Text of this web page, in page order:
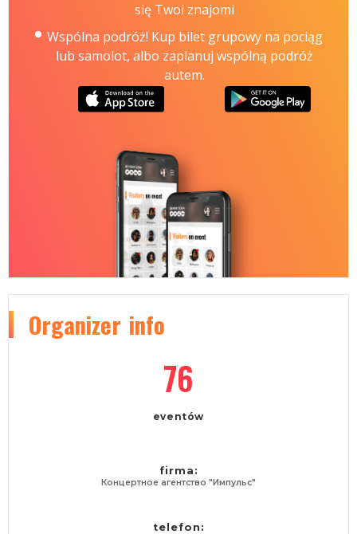
się Twoi znajomi
Wspólna podróż! Kup bilet grupowy na pociąg
lub samolot, albo zaplanuj wspólną podróż
autem.
Organizer info
76
eventów
firma:
Концертное агентство "Импульс"
telefon: